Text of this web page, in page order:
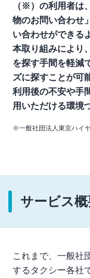
（※）の利用者は
物のお問い合わせ
い合わせができる
本取り組みにより
を探す手間を軽減
ズに探すことが可
利用後の不安や手
用いただける環境
※一般社団法人東京ハイ
サービス
これまで、一般社
するタクシー各社